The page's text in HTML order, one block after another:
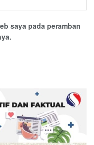
saya pada peramban